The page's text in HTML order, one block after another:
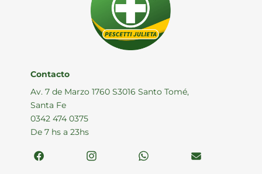
Contacto
Av. 7 de Marzo 1760 S3016 Santo Tomé,
Santa Fe
0342 474 0375
De 7 hs a 23hs